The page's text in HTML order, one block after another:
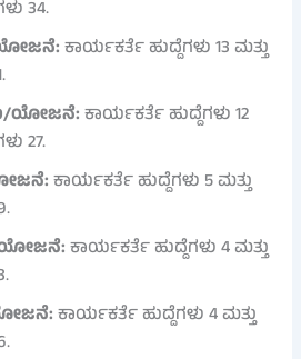
34.
ಕಾರ್ಯಕರ್ತೆ ಹುದ್ದೆಗಳು 13 ಮತ್ತು
ಯೋಜನೆ:ಕಾರ್ಯಕರ್ತೆ ಹುದ್ದೆಗಳು 12
27.
ಕಾರ್ಯಕರ್ತೆ ಹುದ್ದೆಗಳು 5 ಮತ್ತು
ಯೋಜನೆ:ಕಾರ್ಯಕರ್ತೆ ಹುದ್ದೆಗಳು 4 ಮತ್ತು
ಕಾರ್ಯಕರ್ತೆ ಹುದ್ದೆಗಳು 4 ಮತ್ತು